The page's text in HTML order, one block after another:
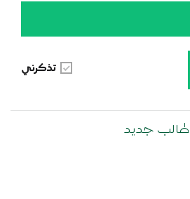
تذكرني
طالب جديد